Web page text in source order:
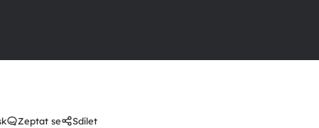
Zeptat se Sdílet